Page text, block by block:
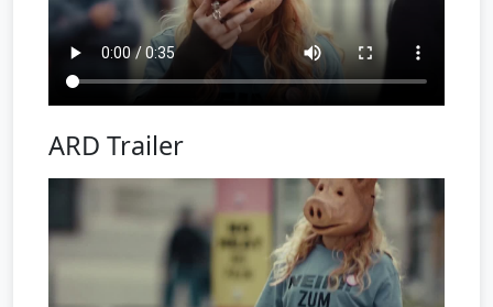
ARD Trailer